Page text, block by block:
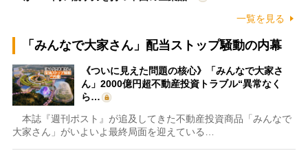
一覧を見る
「みんなで大家さん」配当ストップ騒動の内幕
《ついに見えた問題の核心》「みんなで大家さ
ん」2000億円超不動産投資トラブル“異常なく
ら…
本誌『週刊ポスト』が追及してきた不動産投資商品「みんなで
大家さん」がいよいよ最終局面を迎えている…